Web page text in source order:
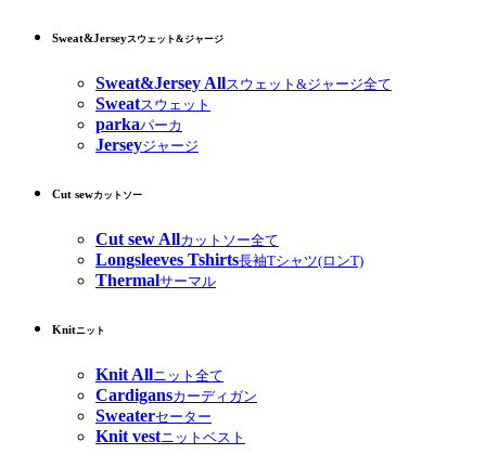
Sweat&Jerseyスウェット&ジャージ
Sweat&Jersey Allスウェット&ジャージ全て
Sweatスウェット
parkaパーカ
Jerseyジャージ
Cut sewカットソー
Cut sew Allカットソー全て
Longsleeves Tshirts長袖Tシャツ(ロンT)
Thermalサーマル
Knitニット
Knit Allニット全て
Cardigansカーディガン
Sweaterセーター
Knit vestニットベスト